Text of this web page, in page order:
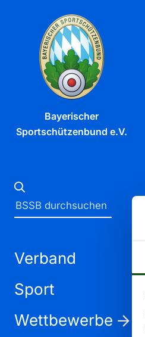
Bayerischer
Sportschützenbund e.V.
Verband
Sport
Wettbewerbe